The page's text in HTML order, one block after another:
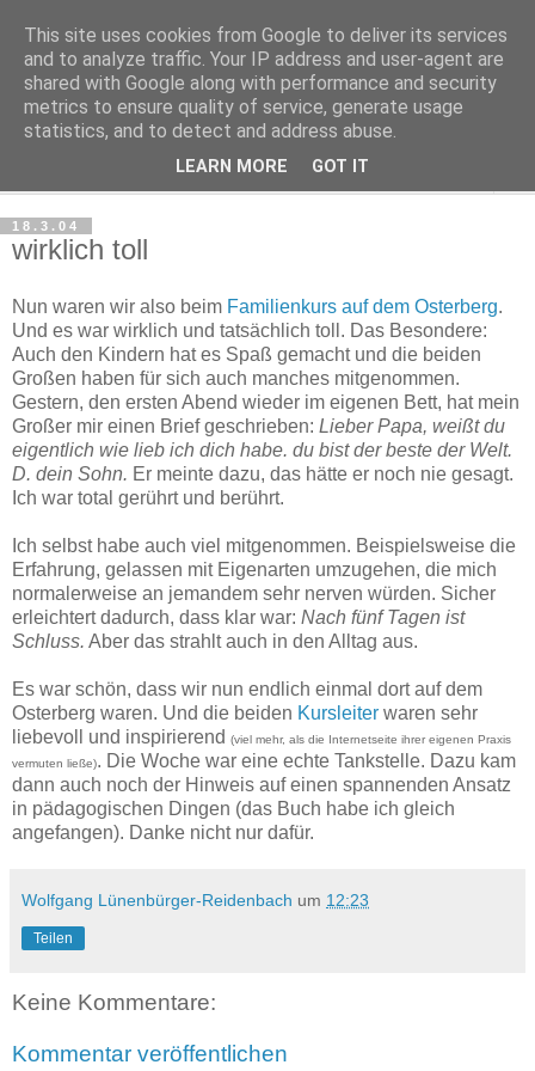
Haltungsturnen
Niveau sieht nur von unten aus wie Arroganz.
18.3.04
wirklich toll
Nun waren wir also beim Familienkurs auf dem Osterberg.
Und es war wirklich und tatsächlich toll. Das Besondere:
Auch den Kindern hat es Spaß gemacht und die beiden
Großen haben für sich auch manches mitgenommen.
Gestern, den ersten Abend wieder im eigenen Bett, hat mein
Großer mir einen Brief geschrieben: Lieber Papa, weißt du
eigentlich wie lieb ich dich habe. du bist der beste der Welt.
D. dein Sohn. Er meinte dazu, das hätte er noch nie gesagt.
Ich war total gerührt und berührt.
Ich selbst habe auch viel mitgenommen. Beispielsweise die
Erfahrung, gelassen mit Eigenarten umzugehen, die mich
normalerweise an jemandem sehr nerven würden. Sicher
erleichtert dadurch, dass klar war: Nach fünf Tagen ist
Schluss. Aber das strahlt auch in den Alltag aus.
Es war schön, dass wir nun endlich einmal dort auf dem
Osterberg waren. Und die beiden Kursleiter waren sehr
liebevoll und inspirierend (viel mehr, als die Internetseite ihrer eigenen Praxis
vermuten ließe). Die Woche war eine echte Tankstelle. Dazu kam
dann auch noch der Hinweis auf einen spannenden Ansatz
in pädagogischen Dingen (das Buch habe ich gleich
angefangen). Danke nicht nur dafür.
Wolfgang Lünenbürger-Reidenbach um 12:23
Teilen
Keine Kommentare:
Kommentar veröffentlichen
This site uses cookies from Google to deliver its services
and to analyze traffic. Your IP address and user-agent are
shared with Google along with performance and security
metrics to ensure quality of service, generate usage
statistics, and to detect and address abuse.
LEARN MORE GOT IT